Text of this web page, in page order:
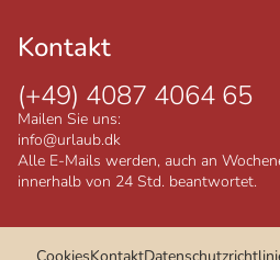
Kontakt
(+49) 4087 4064 65
Mailen Sie uns:
info@urlaub.dk
Alle E-Mails werden, auch an
innerhalb von 24 Std. beantwortet.